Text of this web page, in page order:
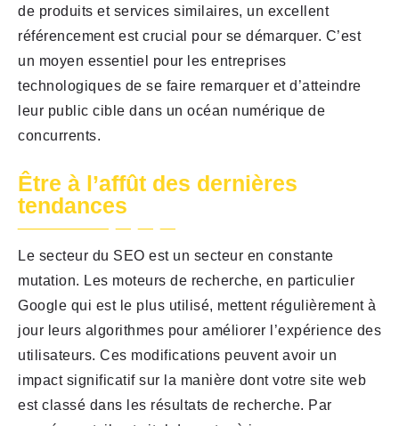
de produits et services similaires, un excellent
référencement est crucial pour se démarquer. C’est
un moyen essentiel pour les entreprises
technologiques de se faire remarquer et d’atteindre
leur public cible dans un océan numérique de
concurrents.
Être à l’affût des dernières
tendances
Le secteur du SEO est un secteur en constante
mutation. Les moteurs de recherche, en particulier
Google qui est le plus utilisé, mettent régulièrement à
jour leurs algorithmes pour améliorer l’expérience des
utilisateurs. Ces modifications peuvent avoir un
impact significatif sur la manière dont votre site web
est classé dans les résultats de recherche. Par